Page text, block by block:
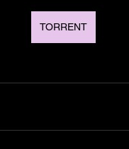
TORRENT